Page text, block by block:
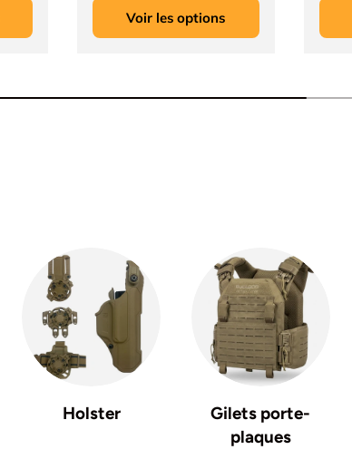
Voir les options
Holster
Gilets porte-
plaques